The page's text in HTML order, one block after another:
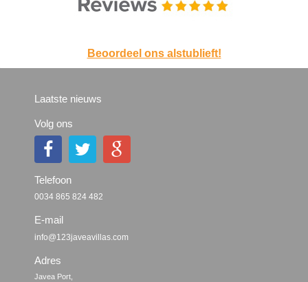
Beoordeel ons alstublieft!
Laatste nieuws
Volg ons
Telefoon
0034 865 824 482
E-mail
info@123javeavillas.com
Adres
Javea Port,